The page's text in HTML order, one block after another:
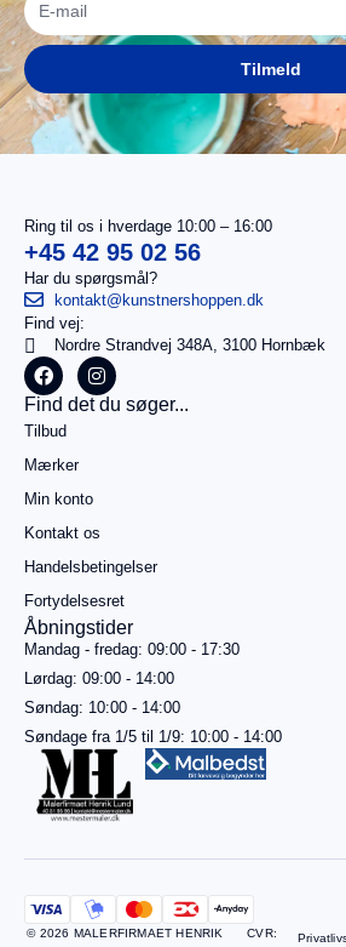
I
alt
0,00kr.
Køb for
499,00kr.
mere for
gratis
betaling
kurv
Tilmeld
Ring til os i hverdage 10:00 – 16:00
+45 42 95 02 56
Har du spørgsmål?
kontakt@kunstnershoppen.dk
Find vej:
Nordre Strandvej 348A, 3100 Hornbæk
Find det du søger...
Tilbud
Mærker
Min konto
Kontakt os
Handelsbetingelser
Fortydelsesret
Åbningstider
Mandag - fredag: 09:00 - 17:30
Lørdag: 09:00 - 14:00
Søndag: 10:00 - 14:00
Søndage fra 1/5 til 1/9: 10:00 - 14:00
© 2026 MALERFIRMAET HENRIK
CVR: